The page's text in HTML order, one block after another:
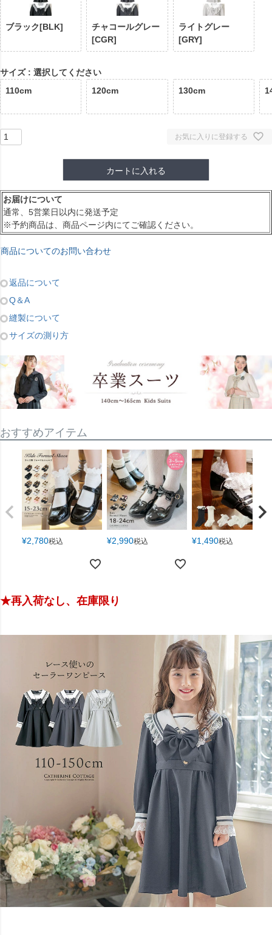
ブラック[BLK]
チャコールグレー
[CGR]
ライトグレー
[GRY]
サイズ
選択してください
110cm
120cm 130cm
お気に入りに登録する
カートに入れる
お届けについて
通常、5営業日以内に発送予定
※予約商品は、商品ページ内にてご確認ください。
商品についてのお問い合わせ
返品について
Q＆A
縫製について
サイズの測り方
おすすめアイテム
¥2,780税込 ¥2,990税込 ¥1,490税込
★再入荷なし、在庫限り